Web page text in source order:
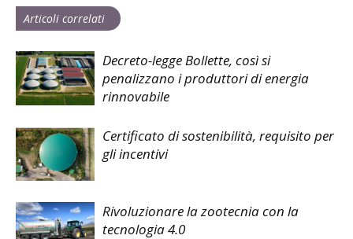
Articoli correlati
Decreto-legge Bollette, così si
penalizzano i produttori di energia
rinnovabile
Certificato di sostenibilità, requisito per
gli incentivi
Rivoluzionare la zootecnia con la
tecnologia 4.0